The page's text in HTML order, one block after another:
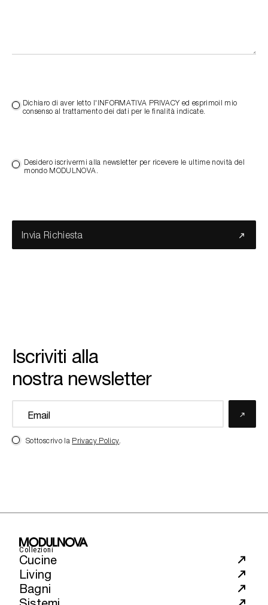
Dichiaro di aver letto l'INFORMATIVA PRIVACY ed esprimoil mio
consenso al trattamento dei dati per le finalità indicate.
Desidero iscrivermi alla newsletter per ricevere le ultime novità del
mondo MODULNOVA.
Invia Richiesta
Iscriviti alla
nostra newsletter
Sottoscrivo la Privacy Policy.
Collezioni
Cucine
Living
Bagni